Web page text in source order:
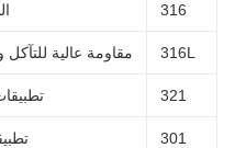
مقاومة عالية للتآكل
تطبيقات
تطبيقات